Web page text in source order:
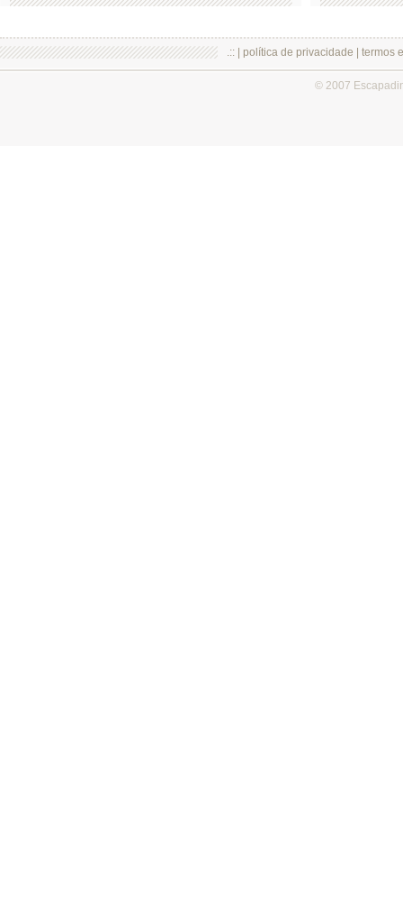
.:: | política de privacidade termos
© 2007